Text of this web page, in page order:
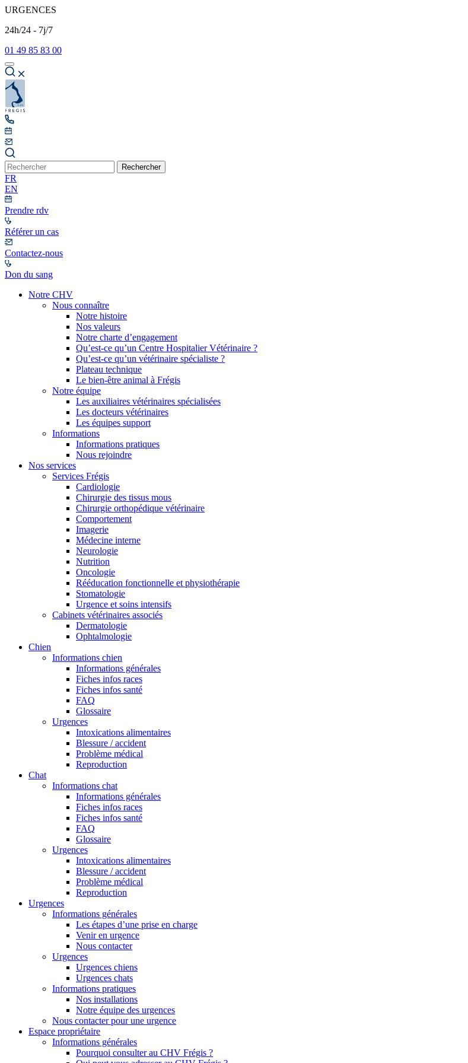
URGENCES
24h/24 - 7j/7
01 49 85 83 00
Rechercher
FR
EN
Prendre rdv
Référer un cas
Contactez-nous
Don du sang
Notre CHV
Nous connaître
Notre histoire
Nos valeurs
Notre charte d’engagement
Qu’est-ce qu’un Centre Hospitalier Vétérinaire ?
Qu’est-ce qu’un vétérinaire spécialiste ?
Plateau technique
Le bien-être animal à Frégis
Notre équipe
Les auxiliaires vétérinaires spécialisées
Les docteurs vétérinaires
Les équipes support
Informations
Informations pratiques
Nous rejoindre
Nos services
Services Frégis
Cardiologie
Chirurgie des tissus mous
Chirurgie orthopédique vétérinaire
Comportement
Imagerie
Médecine interne
Neurologie
Nutrition
Oncologie
Rééducation fonctionnelle et physiothérapie
Stomatologie
Urgence et soins intensifs
Cabinets vétérinaires associés
Dermatologie
Ophtalmologie
Chien
Informations chien
Informations générales
Fiches infos races
Fiches infos santé
FAQ
Glossaire
Urgences
Intoxications alimentaires
Blessure / accident
Problème médical
Reproduction
Chat
Informations chat
Informations générales
Fiches infos races
Fiches infos santé
FAQ
Glossaire
Urgences
Intoxications alimentaires
Blessure / accident
Problème médical
Reproduction
Urgences
Informations générales
Les étapes d’une prise en charge
Venir en urgence
Nous contacter
Urgences
Urgences chiens
Urgences chats
Informations pratiques
Nos installations
Notre équipe des urgences
Nous contacter pour une urgence
Espace propriétaire
Informations générales
Pourquoi consulter au CHV Frégis ?